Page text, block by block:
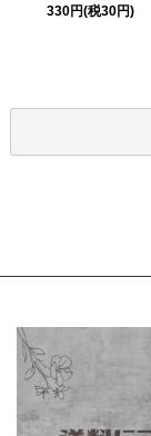
330円(税30円)